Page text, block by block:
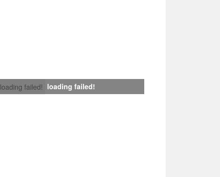
loading failed! loading failed!